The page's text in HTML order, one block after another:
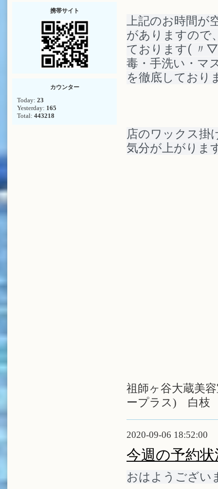
上記のお時間が
がありますので
ております( 〃
毒・手洗い・マ
を徹底しており
店のワックス
気分が上がり
祖師ヶ谷大蔵美
ープラス) 白枝
2020-09-06 18:52:00
今週の予約
おはようござい
携帯サイト
カウンター
Today: 23
Yesterday: 165
Total: 443218